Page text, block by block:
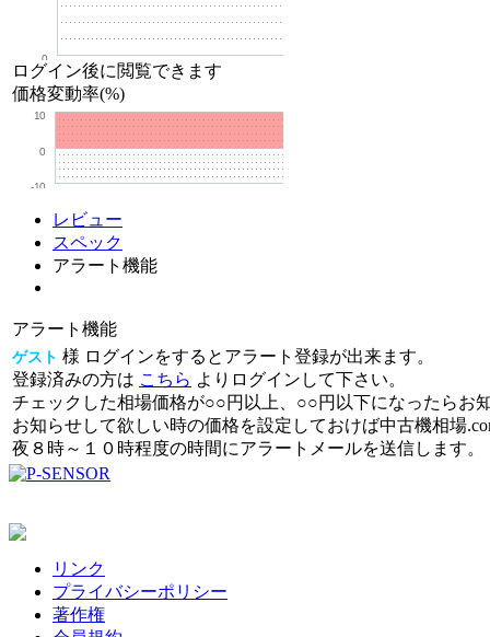
0
ログイン後に閲覧できます
価格変動率(%)
-10
0
10
レビュー
スペック
アラート機能
アラート機能
ゲスト 様 ログインをするとアラート登録が出来ます。
登録済みの方は こちら よりログインして下さい。
チェックした相場価格が○○円以上、○○円以下になったらお
お知らせして欲しい時の価格を設定しておけば中古機相場
夜８時～１０時程度の時間にアラートメールを送信します。
リンク
プライバシーポリシー
著作権